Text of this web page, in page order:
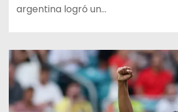
argentina logró un…